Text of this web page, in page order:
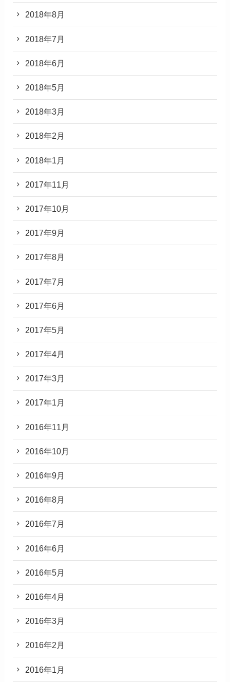
2018年8月
2018年7月
2018年6月
2018年5月
2018年3月
2018年2月
2018年1月
2017年11月
2017年10月
2017年9月
2017年8月
2017年7月
2017年6月
2017年5月
2017年4月
2017年3月
2017年1月
2016年11月
2016年10月
2016年9月
2016年8月
2016年7月
2016年6月
2016年5月
2016年4月
2016年3月
2016年2月
2016年1月